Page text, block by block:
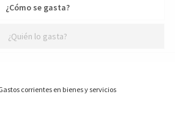
¿Cómo se gasta?
¿Quién lo gasta?
corrientes en bienes y servicios